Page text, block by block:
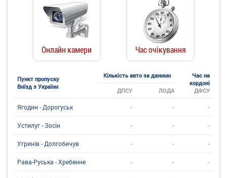
Онлайн камери Час очікування
Пункт пропуску
Виїзд з України
Кількість авто за даними
Час на
кордоні
ДФСУ
ДПСУ ЛОДА
Ягодин - Дорогуськ - - -
Устилуг - Зосін - - -
Угринiв - Долгобичув - - -
Рава-Руська - Хребенне - - -